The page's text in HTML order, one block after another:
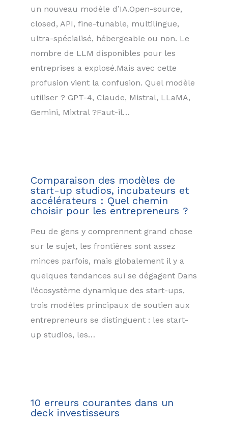
un nouveau modèle d’IA.Open-source,
closed, API, fine-tunable, multilingue,
ultra-spécialisé, hébergeable ou non. Le
nombre de LLM disponibles pour les
entreprises a explosé.Mais avec cette
profusion vient la confusion. Quel modèle
utiliser ? GPT-4, Claude, Mistral, LLaMA,
Gemini, Mixtral ?Faut-il…
Comparaison des modèles de
start-up studios, incubateurs et
accélérateurs : Quel chemin
choisir pour les entrepreneurs ?
Peu de gens y comprennent grand chose
sur le sujet, les frontières sont assez
minces parfois, mais globalement il y a
quelques tendances sui se dégagent Dans
l’écosystème dynamique des start-ups,
trois modèles principaux de soutien aux
entrepreneurs se distinguent : les start-
up studios, les…
10 erreurs courantes dans un
deck investisseurs